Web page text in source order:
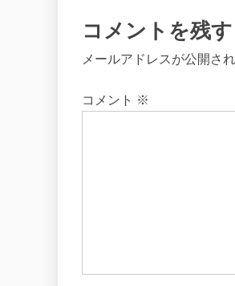
ン
コメントを残す
メールアドレスが公開さ
コメント ※